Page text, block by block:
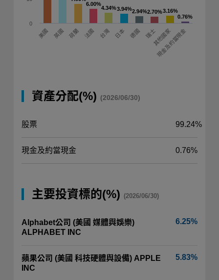
6.00%
6.00%
4.34%
4.34%3.94%
3.94%2.94%
2.94%2.70%
2.70%3.16%
3.16%
0.76%
0.76%
美國 英國 荷蘭 法國 台灣 日本 德國 瑞士其他國家
現金及約當現金
0
資產分配(%) (2026/06/30)
股票 99.24%
現金及約當現金 0.76%
主要投資標的(%) (2026/06/30)
Alphabet公司 (美國 媒體與娛樂)
ALPHABET INC
6.25%
蘋果公司 (美國 科技硬體與設備) APPLE
INC
5.83%